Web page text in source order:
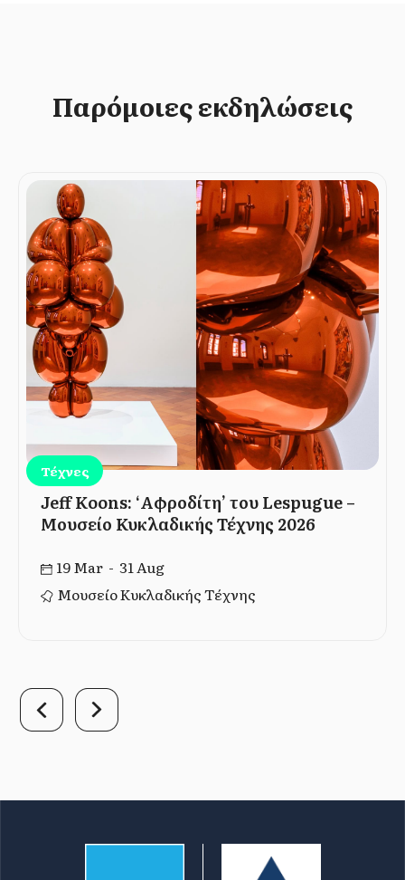
Παρόμοιες εκδηλώσεις
Τέχνες
Jeff Koons: ‘Αφροδίτη’ του Lespugue –
Μουσείο Κυκλαδικής Τέχνης 2026
19 Mar - 31 Aug
Μουσείο Κυκλαδικής Τέχνης